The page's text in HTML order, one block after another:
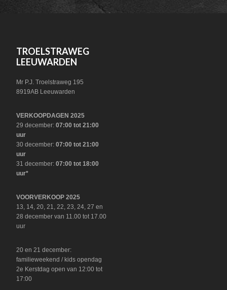
TROELSTRAWEG
LEEUWARDEN
Mr P.J. Troelstraweg 195
8919AB Leeuwarden
VERKOOPDAGEN 2025
29 december:07:00 tot 21:00
uur
30 december:07:00 tot 21:00
uur
31 december:07:00 tot 18:00
uur*
VOORVERKOOP 2025
13, 14, 20, 21, 22, 23, 24, 27 en
28 december van 11.00 tot 17.00
uur
20 en 21 december:
familieweekend / kids opendag
2e Kerstdag open van 12:00 tot
17:00